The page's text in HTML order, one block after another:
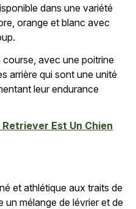
dans une variété
orange et blanc avec
avec une poitrine
arrière qui sont une unité
leur endurance
Retriever Est Un Chien
et athlétique aux traits de
un mélange de lévrier et de